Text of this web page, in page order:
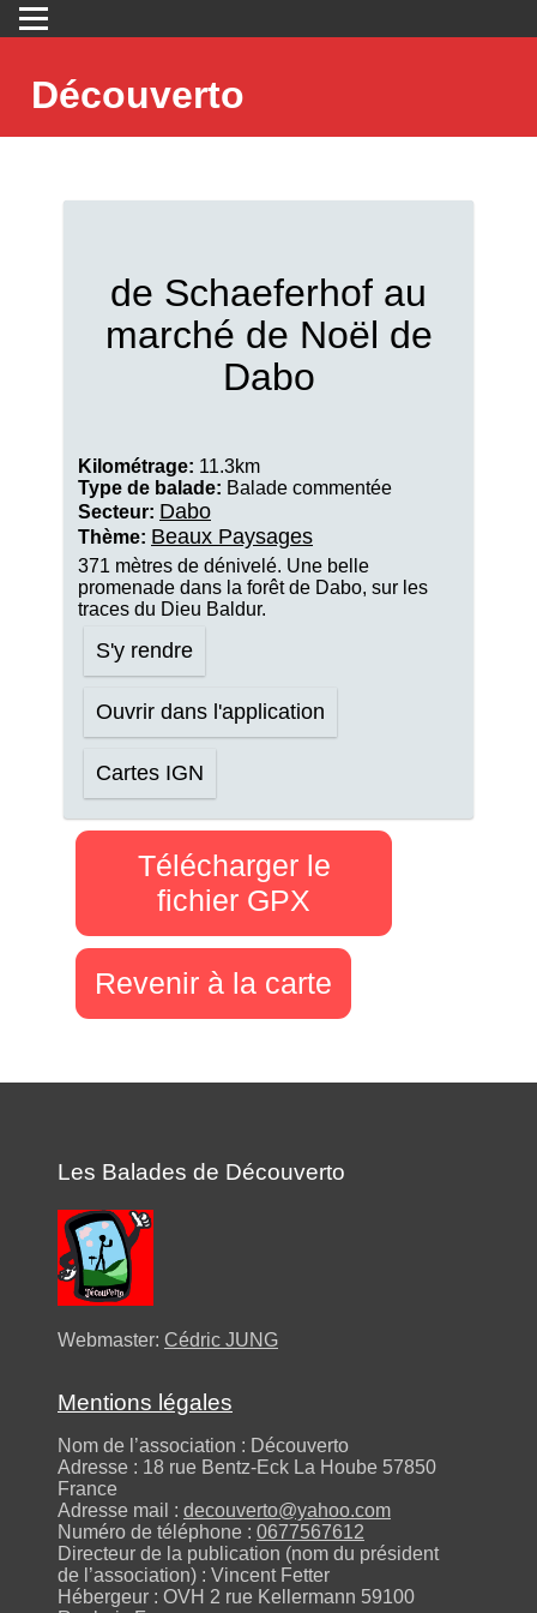
Découverto
de Schaeferhof au
marché de Noël de
Dabo
Kilométrage: 11.3km
Type de balade: Balade commentée
Secteur: Dabo
Thème: Beaux Paysages
371 mètres de dénivelé. Une belle
promenade dans la forêt de Dabo, sur les
traces du Dieu Baldur.
S'y rendre
Ouvrir dans l'application
Cartes IGN
Télécharger le
fichier GPX
Revenir à la carte
Les Balades de Découverto
Webmaster: Cédric JUNG
Mentions légales
Nom de l’association : Découverto
Adresse : 18 rue Bentz-Eck La Hoube 57850
France
Adresse mail : decouverto@yahoo.com
Numéro de téléphone : 0677567612
Directeur de la publication (nom du président
de l’association) : Vincent Fetter
Hébergeur : OVH 2 rue Kellermann 59100